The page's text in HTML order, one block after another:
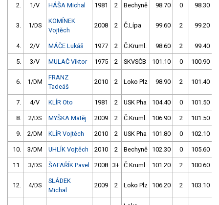
2. 1/V HÁŠA Michal 1981 2 Bechyně 98.70 0 98.30
3. 1/DS
KOMÍNEK
Vojtěch
2008 2 Č.Lípa 99.60 2 99.20
4. 2/V MÁČE Lukáš 1977 2 Č.Kruml. 98.60 2 99.40
5. 3/V MULAČ Viktor 1975 2 SKVSČB 101.10 0 100.90
6. 1/DM
FRANZ
Tadeáš
2010 2 Loko Plz 98.90 2 101.40
7. 4/V KLÍR Oto 1981 2 USK Pha 104.40 0 101.50
8. 2/DS MYŠKA Matěj 2009 2 Č.Kruml. 106.90 2 101.50
9. 2/DM KLÍR Vojtěch 2010 2 USK Pha 101.80 0 102.10
10. 3/DM UHLÍK Vojtěch 2010 2 Bechyně 102.30 0 105.60
11. 3/DS ŠAFAŘÍK Pavel 2008 3+ Č.Kruml. 101.20 2 100.60
12. 4/DS
SLÁDEK
Michal
2009 2 Loko Plz 106.20 2 103.10